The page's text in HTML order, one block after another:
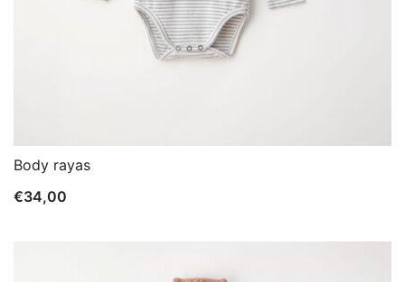
Body rayas
€34,00